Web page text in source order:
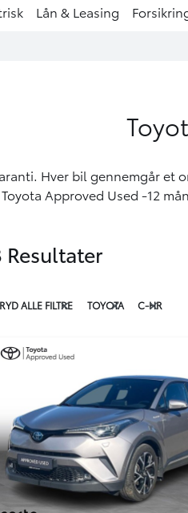
Lån & Leasing
Hver bil gennemgår
Approved Used -12
Resultater
RYD ALLE FILTRE TOYOTA C-HR